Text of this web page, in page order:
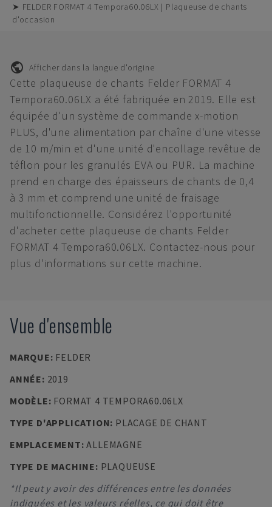
➤ FELDER FORMAT 4 Tempora60.06LX | Plaqueuse de chants
d'occasion
Afficher dans la langue d'origine
Cette plaqueuse de chants Felder FORMAT 4
Tempora60.06LX a été fabriquée en 2019. Elle est
équipée d'un système de commande x-motion
PLUS, d'une alimentation par chaîne d'une vitesse
de 10 m/min et d'une unité d'encollage revêtue de
téflon pour les granulés EVA ou PUR. La machine
prend en charge des épaisseurs de chants de 0,4
à 3 mm et comprend une unité de fraisage
multifonctionnelle. Considérez l'opportunité
d'acheter cette plaqueuse de chants Felder
FORMAT 4 Tempora60.06LX. Contactez-nous pour
plus d'informations sur cette machine.
Vue d'ensemble
MARQUE: FELDER
ANNÉE: 2019
MODÈLE: FORMAT 4 TEMPORA60.06LX
TYPE D'APPLICATION: PLACAGE DE CHANT
EMPLACEMENT:ALLEMAGNE
TYPE DE MACHINE: PLAQUEUSE
*Il peut y avoir des différences entre les données
indiquées et les valeurs réelles, ce qui doit être